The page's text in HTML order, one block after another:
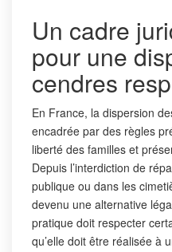
Un cadre
pour une
cendres
En France, la dispersion
encadrée par des règles
liberté des familles et
Depuis l’interdiction de
publique ou dans les
devenu une alternative
pratique doit respecter
qu’elle doit être réalisée à